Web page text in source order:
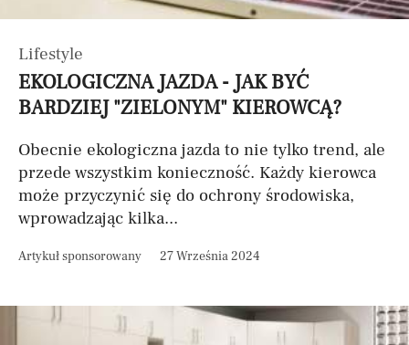
Lifestyle
EKOLOGICZNA JAZDA - JAK BYĆ
BARDZIEJ "ZIELONYM" KIEROWCĄ?
Obecnie ekologiczna jazda to nie tylko trend, ale
przede wszystkim konieczność. Każdy kierowca
może przyczynić się do ochrony środowiska,
wprowadzając kilka...
Artykuł sponsorowany 27 Września 2024